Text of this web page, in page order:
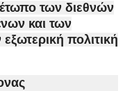
των διεθνών
και των
πολιτική